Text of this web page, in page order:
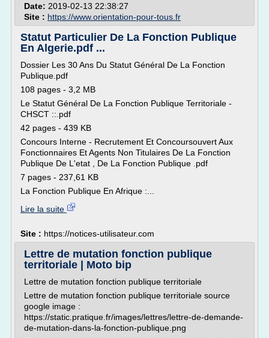
Date: 2019-02-13 22:38:27
Site : https://www.orientation-pour-tous.fr
Statut Particulier De La Fonction Publique
En Algerie.pdf ...
Dossier Les 30 Ans Du Statut Général De La Fonction
Publique.pdf
108 pages - 3,2 MB
Le Statut Général De La Fonction Publique Territoriale -
CHSCT ::.pdf
42 pages - 439 KB
Concours Interne - Recrutement Et Concoursouvert Aux
Fonctionnaires Et Agents Non Titulaires De La Fonction
Publique De L'etat , De La Fonction Publique .pdf
7 pages - 237,61 KB
La Fonction Publique En Afrique :...
Lire la suite
Site : https://notices-utilisateur.com
Lettre de mutation fonction publique
territoriale | Moto bip
Lettre de mutation fonction publique territoriale
Lettre de mutation fonction publique territoriale source
google image :
https://static.pratique.fr/images/lettres/lettre-de-demande-
de-mutation-dans-la-fonction-publique.png